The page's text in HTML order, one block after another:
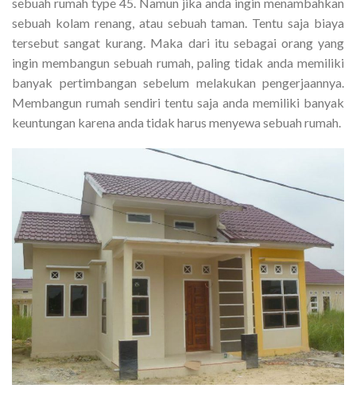
sebuah kolam renang, atau sebuah taman. Tentu saja biaya
tersebut sangat kurang. Maka dari itu sebagai orang yang
ingin membangun sebuah rumah, paling tidak anda memiliki
banyak pertimbangan sebelum melakukan pengerjaannya.
Membangun rumah sendiri tentu saja anda memiliki banyak
keuntungan karena anda tidak harus menyewa sebuah rumah.